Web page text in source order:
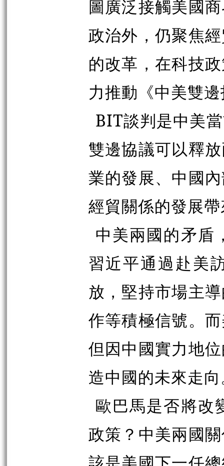
圖廣泛接觸美國
政治外，仍聚焦
的改革，在科技
力推動《中美雙
BIT談判是中美
雙邊協議可以釋
業的發展、中國
經貿關係的發展
中美兩國的矛盾
習近平通過赴美
放，堅持市場主
作等積極信號。
但因中國實力地
造中國的未來走
歐巴馬是否將改
政策？中美兩國